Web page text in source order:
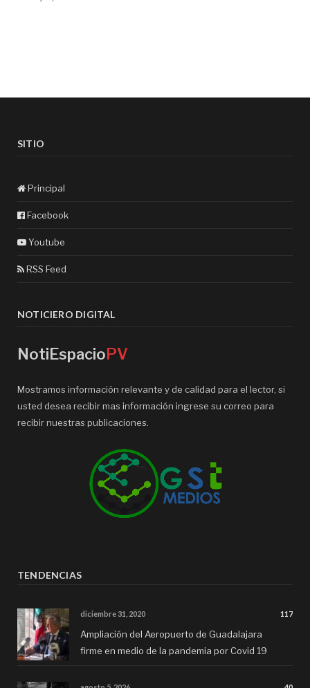
SITIO
Principal
Facebook
Youtube
RSS Feed
NOTICIERO DIGITAL
NotiEspacioPV
Mostramos información relevante y de calidad para el lector, si
usted desea recibir mas información ingrese su correo para
recibir nuestras publicaciones.
TENDENCIAS
diciembre 31, 2020 117
Ampliación del Aeropuerto de Guadalajara
firme en medio de la pandemia por Covid 19